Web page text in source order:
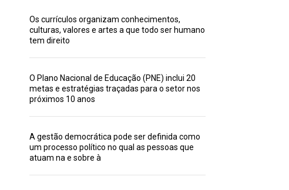
Os currículos organizam conhecimentos,
culturas, valores e artes a que todo ser humano
tem direito
O Plano Nacional de Educação (PNE) inclui 20
metas e estratégias traçadas para o setor nos
próximos 10 anos
A gestão democrática pode ser definida como
um processo político no qual as pessoas que
atuam na e sobre à